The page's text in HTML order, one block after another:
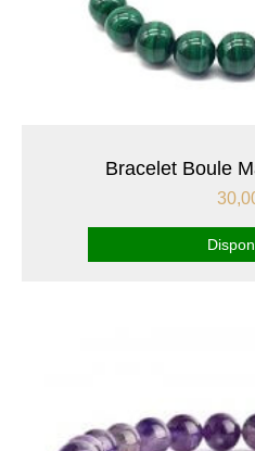
Bracelet Boule